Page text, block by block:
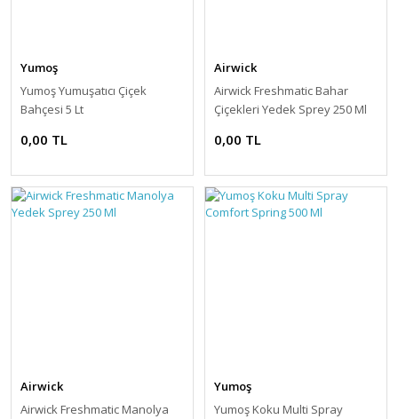
Yumoş
Yumoş Yumuşatıcı Çiçek
Bahçesi 5 Lt
0,00 TL
Airwick
Airwick Freshmatic Bahar
Çiçekleri Yedek Sprey 250 Ml
0,00 TL
Airwick
Airwick Freshmatic Manolya
Yumoş
Yumoş Koku Multi Spray